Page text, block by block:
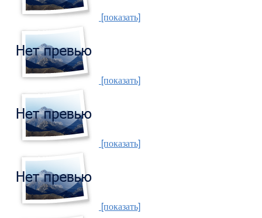
[показать]
[показать]
[показать]
[показать]